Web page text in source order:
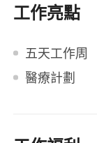
工作亮點
五天工作周
醫療計劃